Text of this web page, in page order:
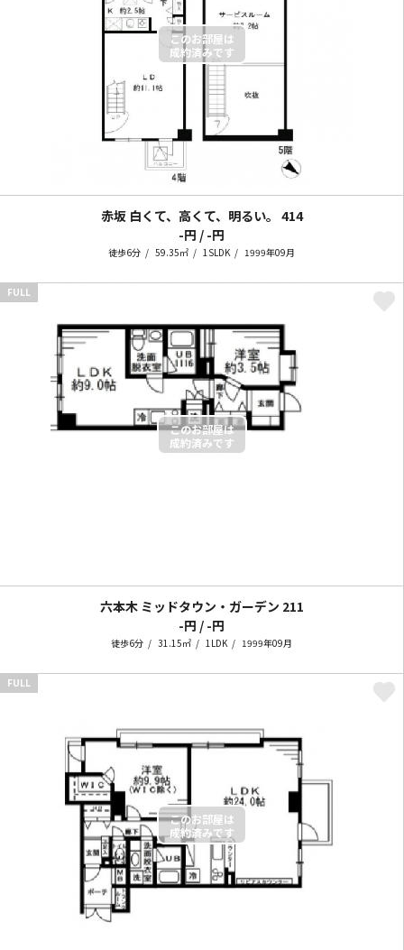
赤坂 白くて、高くて、明るい。 414
-円 / -円
徒歩6分 59.35㎡ 1SLDK 1999年09月
FULL
六本木 ミッドタウン・ガーデン 211
-円 / -円
徒歩6分 31.15㎡ 1LDK 1999年09月
FULL